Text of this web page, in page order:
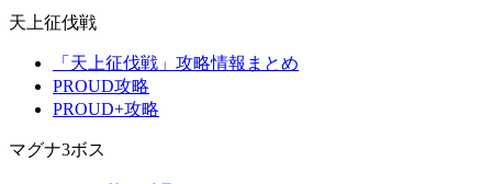
天上征伐戦
「天上征伐戦」攻略情報まとめ
PROUD攻略
PROUD+攻略
マグナ3ボス